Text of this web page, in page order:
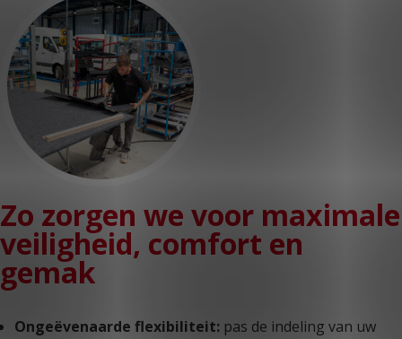
Zo zorgen we voor maximale
veiligheid, comfort en
gemak
Ongeëvenaarde flexibiliteit: pas de indeling van uw